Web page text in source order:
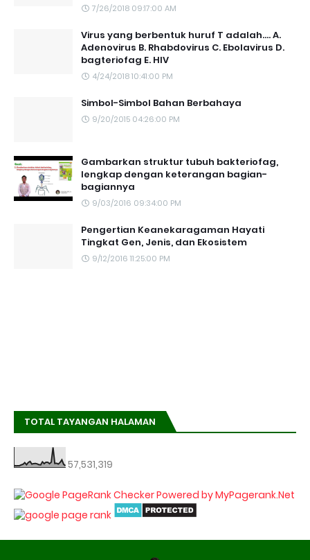
7/26/2018 09:17:00 AM
Virus yang berbentuk huruf T adalah.... A.
Adenovirus B. Rhabdovirus C. Ebolavirus D.
bagteriofag E. HIV
4/24/2018 10:41:00 PM
Simbol-Simbol Bahan Berbahaya
9/20/2015 04:26:00 PM
Gambarkan struktur tubuh bakteriofag,
lengkap dengan keterangan bagian-
bagiannya
9/03/2016 09:34:00 PM
Pengertian Keanekaragaman Hayati
Tingkat Gen, Jenis, dan Ekosistem
9/12/2016 11:25:00 PM
TOTAL TAYANGAN HALAMAN
57,531,319